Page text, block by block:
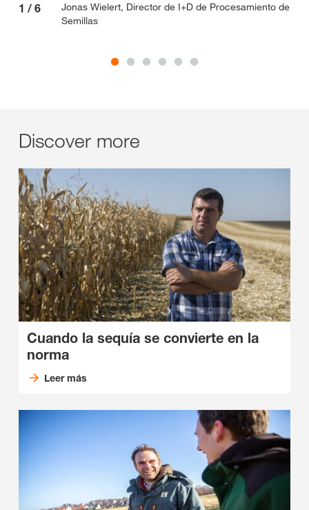
1 / 6
Jonas Wielert, Director de I+D de Procesamiento de
Semillas
Discover more
Cuando la sequía se convierte en la
norma
Leer más